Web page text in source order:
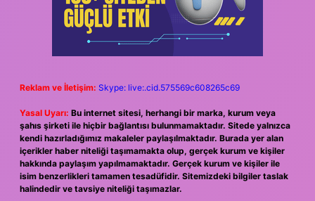
Reklam ve İletişim: Skype: live:.cid.575569c608265c69
Yasal Uyarı: Bu internet sitesi, herhangi bir marka, kurum veya
şahıs şirketi ile hiçbir bağlantısı bulunmamaktadır. Sitede yalnızca
kendi hazırladığımız makaleler paylaşılmaktadır. Burada yer alan
içerikler haber niteliği taşımamakta olup, gerçek kurum ve kişiler
hakkında paylaşım yapılmamaktadır. Gerçek kurum ve kişiler ile
isim benzerlikleri tamamen tesadüfidir. Sitemizdeki bilgiler taslak
halindedir ve tavsiye niteliği taşımazlar.